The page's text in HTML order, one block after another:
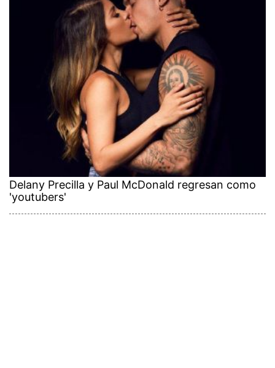
Delany Precilla y Paul McDonald regresan como
'youtubers'